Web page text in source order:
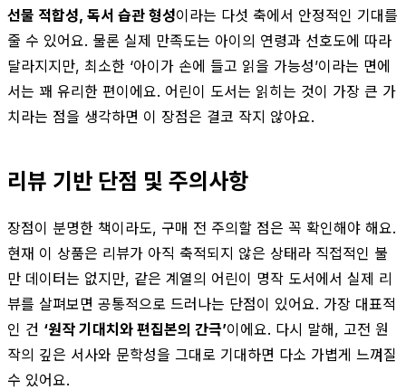
선물 적합성, 독서 습관 형성이라는 다섯 축에서 안정적인 기대를
줄 수 있어요. 물론 실제 만족도는 아이의 연령과 선호도에 따라
달라지지만, 최소한 ‘아이가 손에 들고 읽을 가능성’이라는 면에
서는 꽤 유리한 편이에요. 어린이 도서는 읽히는 것이 가장 큰 가
치라는 점을 생각하면 이 장점은 결코 작지 않아요.
리뷰 기반 단점 및 주의사항
장점이 분명한 책이라도, 구매 전 주의할 점은 꼭 확인해야 해요.
현재 이 상품은 리뷰가 아직 축적되지 않은 상태라 직접적인 불
만 데이터는 없지만, 같은 계열의 어린이 명작 도서에서 실제 리
뷰를 살펴보면 공통적으로 드러나는 단점이 있어요. 가장 대표적
인 건 ‘원작 기대치와 편집본의 간극’이에요. 다시 말해, 고전 원
작의 깊은 서사와 문학성을 그대로 기대하면 다소 가볍게 느껴질
수 있어요.